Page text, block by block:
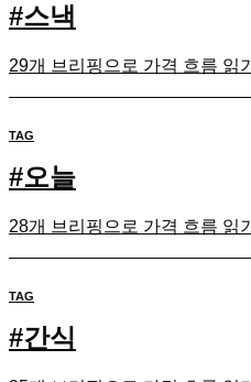
#스낵
29개 브리핑으로 가격 흐름 읽기
TAG
#오늘
28개 브리핑으로 가격 흐름 읽기
TAG
#간식